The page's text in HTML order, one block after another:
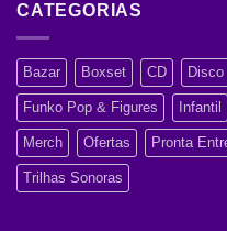
CATEGORIAS
Bazar Boxset CD Disco
Funko Pop & Figures Infantil
Merch Ofertas Pronta
Trilhas Sonoras